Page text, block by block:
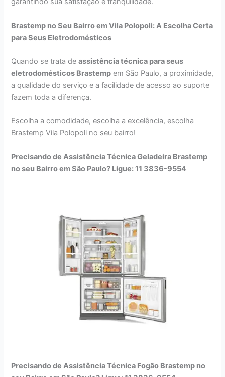
Brastemp no Seu Bairro em Vila Polopoli: A Escolha Certa
para Seus Eletrodomésticos
Quando se trata deassistência técnica para seus
eletrodomésticos Brastemp em São Paulo, a proximidade,
a qualidade do serviço e a facilidade de acesso ao suporte
fazem toda a diferença.
Escolha a comodidade, escolha a excelência, escolha
Brastemp Vila Polopoli no seu bairro!
Precisando de Assistência Técnica Geladeira Brastemp
no seu Bairro em São Paulo? Ligue: 11 3836-9554
Precisando de Assistência Técnica Fogão Brastemp no